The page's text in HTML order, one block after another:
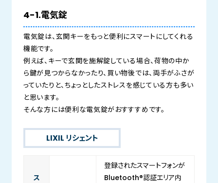
4-1.電気錠
電気錠は、玄関キーをもっと便利にスマートにしてくれる
機能です。
例えば、キーで玄関を施解錠している場合、荷物の中か
ら鍵が見つからなかったり、買い物後では、両手がふさが
っていたりと、ちょっとしたストレスを感じている方も多い
と思います。
そんな方には便利な電気錠がおすすすめです。
LIXIL リシェント
ス
登録されたスマートフォンが
Bluetooth®認証エリア内